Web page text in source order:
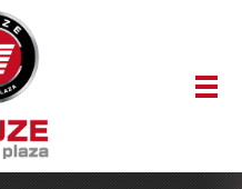
メ